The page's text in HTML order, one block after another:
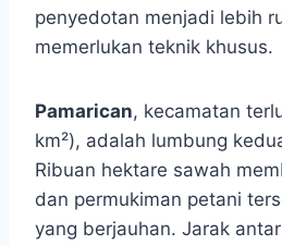
penyedotan menjadi lebih
memerlukan teknik khusus.
Pamarican, kecamatan
km²), adalah lumbung
Ribuan hektare sawah
dan permukiman petani
yang berjauhan. Jarak